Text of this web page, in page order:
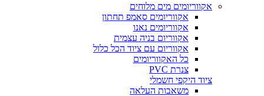
אקווריומים מים מלוחים
אקווריומים סאמפ תחתון
אקווריומים נאנו
אקווריום בניה עצמית
אקווריום עם ציוד הכל כלול
כל האקווריומים
צנרת PVC
ציוד היקפי חשמלי
משאבות העלאה